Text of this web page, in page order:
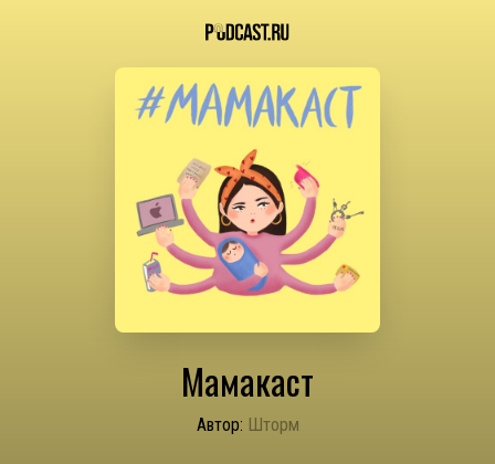
Мамакаст
Автор: Шторм